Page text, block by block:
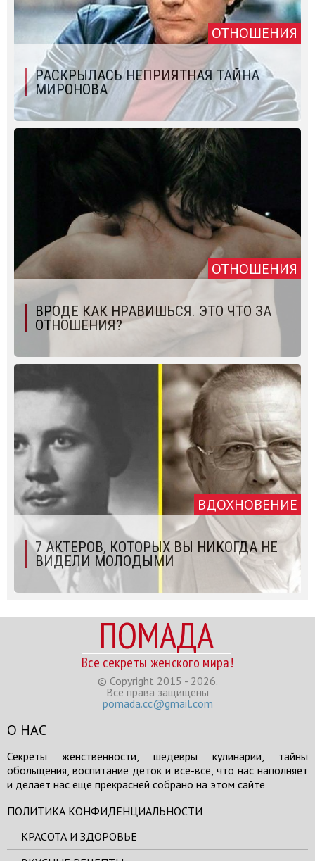
ОТНОШЕНИЯ
РАСКРЫЛАСЬ НЕПРИЯТНАЯ ТАЙНА
МИРОНОВА
ОТНОШЕНИЯ
ВРОДЕ КАК НРАВИШЬСЯ. ЭТО ЧТО ЗА
ОТНОШЕНИЯ?
ВДОХНОВЕНИЕ
7 АКТЕРОВ, КОТОРЫХ ВЫ НИКОГДА НЕ
ВИДЕЛИ МОЛОДЫМИ
ПОМАДА
Все секреты женского мира!
© Copyright 2015 - 2026.
Все права защищены
pomada.cc@gmail.com
О НАС
Секреты женственности, шедевры кулинарии, тайны
обольщения, воспитание деток и все-все, что нас наполняет
и делает нас еще прекрасней собрано на этом сайте
ПОЛИТИКА КОНФИДЕНЦИАЛЬНОСТИ
КРАСОТА И ЗДОРОВЬЕ